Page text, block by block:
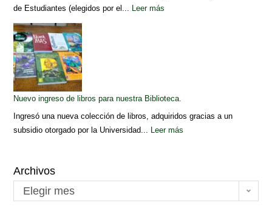
de Estudiantes (elegidos por el... Leer más
Nuevo ingreso de libros para nuestra Biblioteca.
Ingresó una nueva colección de libros, adquiridos gracias a un
subsidio otorgado por la Universidad... Leer más
Archivos
Elegir mes